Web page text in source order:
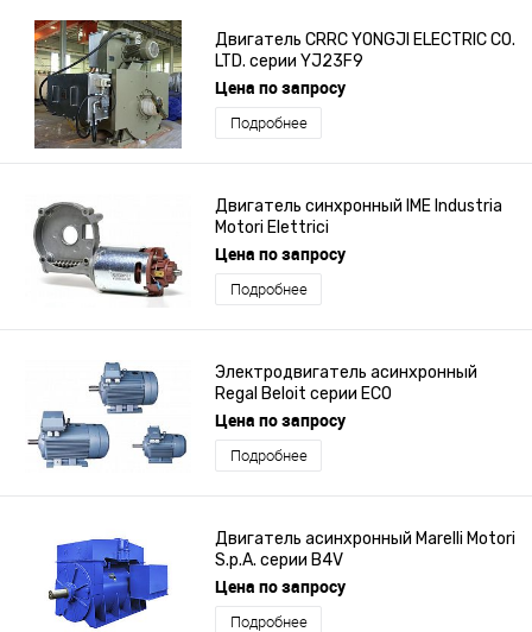
Двигатель CRRC YONGJI ELECTRIC CO.
LTD. серии YJ23F9
Цена по запросу
Подробнее
Двигатель синхронный IME Industria
Motori Elettrici
Цена по запросу
Подробнее
Электродвигатель асинхронный
Regal Beloit серии ECO
Цена по запросу
Подробнее
Двигатель асинхронный Marelli Motori
S.p.A. серии B4V
Цена по запросу
Подробнее